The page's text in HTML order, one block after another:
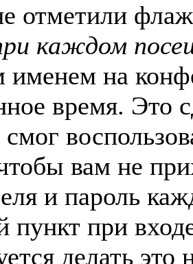
отметили
каждом
именем на
время. Это
вам не
и пароль
пункт при
делать